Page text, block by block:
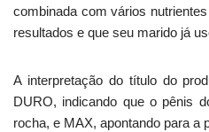
combinada com vários
resultados e que seu marido já
A interpretação do título do
DURO, indicando que o pênis
rocha, e MAX, apontando para a